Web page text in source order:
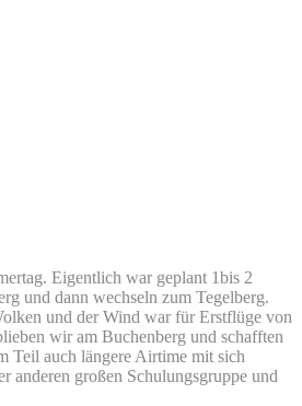
Eigentlich war geplant 1bis 2
und dann wechseln zum Tegelberg.
und der Wind war für Erstflüge von
wir am Buchenberg und schafften
Teil auch längere Airtime mit sich
anderen großen Schulungsgruppe und